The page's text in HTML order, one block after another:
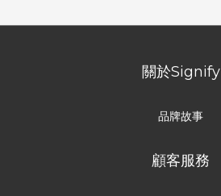
關於Signify
品牌故事
顧客服務